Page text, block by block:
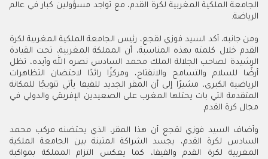
الجامعة الملكية المغربية لكرة القدم، مع تواجد مسؤولين كبار في عالم
الرياضة.
​ومن جانبه، أكد السيد فوزي لقجع، رئيس الجامعة الملكية المغربية لكرة
القدم خلال كلمته بهذه المناسبة، أن المملكة المغربية، تحت القيادة
الرشيدة لصاحب الجلالة الملك محمد السادس نصره الله وأيده، تظل
أرضًا للسلام والتسامح والانفتاح، ومركزًا رائدًا لاحتضان التظاهرات
الرياضية الكبرى، مشيرًا إلى أن المقر الجديد للفيفا يأتي تتويجًا للمكانة
المتقدمة التي بات يحتلها المغرب على الصعيدين الإفريقي والدولي في
مجال كرة القدم.
وأضاف السيد فوزي لقجع أن هذا المقر، الذي يحتضنه مركب محمد
السادس لكرة القدم، يجسد الشراكة المتينة بين الجامعة الملكية
المغربية لكرة القدم والفيفا، كما يعكس التزام المملكة بمواكبة